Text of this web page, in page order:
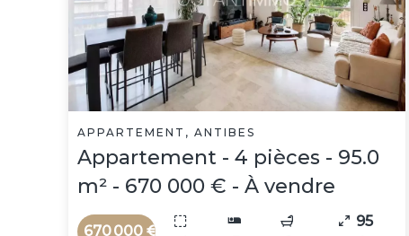
APPARTEMENT, ANTIBES
Appartement - 4 pièces - 95.0
m² - 670 000 € - À vendre
670 000 €
95